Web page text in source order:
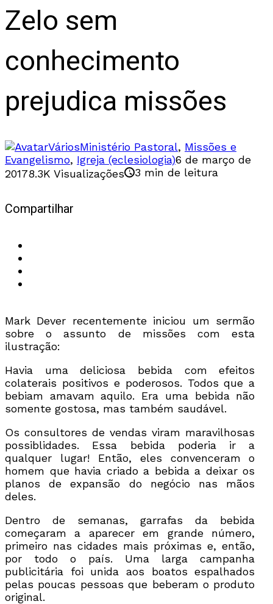
Zelo sem
conhecimento
prejudica missões
VáriosMinistério Pastoral, Missões e
Evangelismo, Igreja (eclesiologia)6 de março de
20178.3K Visualizações 3 min de leitura
Compartilhar
Mark Dever recentemente iniciou um sermão
sobre o assunto de missões com esta
ilustração:
Havia uma deliciosa bebida com efeitos
colaterais positivos e poderosos. Todos que a
bebiam amavam aquilo. Era uma bebida não
somente gostosa, mas também saudável.
Os consultores de vendas viram maravilhosas
possiblidades. Essa bebida poderia ir a
qualquer lugar! Então, eles convenceram o
homem que havia criado a bebida a deixar os
planos de expansão do negócio nas mãos
deles.
Dentro de semanas, garrafas da bebida
começaram a aparecer em grande número,
primeiro nas cidades mais próximas e, então,
por todo o país. Uma larga campanha
publicitária foi unida aos boatos espalhados
pelas poucas pessoas que beberam o produto
original.